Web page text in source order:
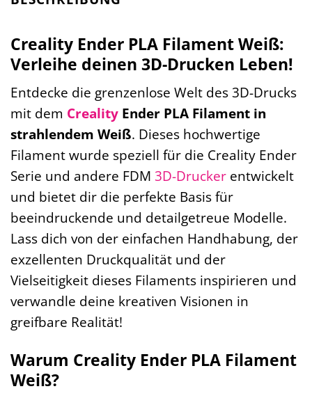
Creality Ender PLA Filament Weiß:
Verleihe deinen 3D-Drucken Leben!
Entdecke die grenzenlose Welt des 3D-Drucks
mit dem Creality Ender PLA Filament in
strahlendem Weiß. Dieses hochwertige
Filament wurde speziell für die Creality Ender
Serie und andere FDM 3D-Drucker entwickelt
und bietet dir die perfekte Basis für
beeindruckende und detailgetreue Modelle.
Lass dich von der einfachen Handhabung, der
exzellenten Druckqualität und der
Vielseitigkeit dieses Filaments inspirieren und
verwandle deine kreativen Visionen in
greifbare Realität!
Warum Creality Ender PLA Filament
Weiß?